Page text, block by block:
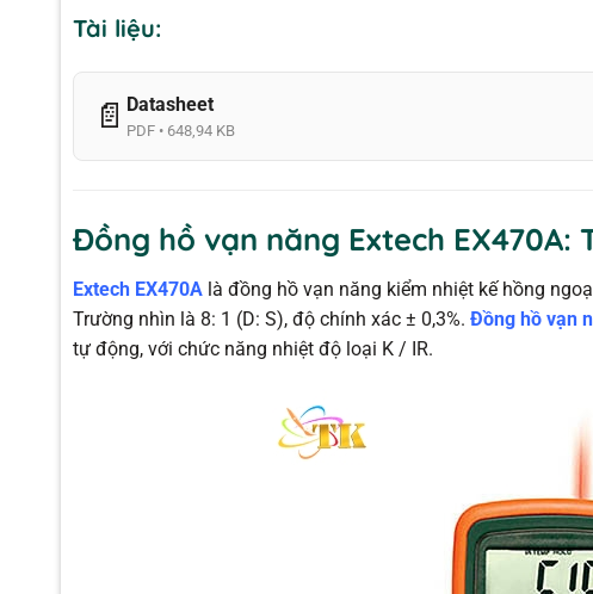
Tài liệu:
📄 Datasheet
PDF • 648,94 KB
Đồng hồ vạn năng Extech EX470A:
Extech EX470Alà đồng hồ vạn năng kiểm nhiệt kế hồng
Trường nhìn là 8: 1 (D: S), độ chính xác ± 0,3%. Đồng hồ vạn
tự động, với chức năng nhiệt độ loại K / IR.